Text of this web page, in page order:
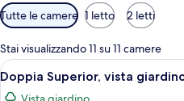
Filtri
disponibili
per
le
camere
Tutte le camere 1 letto 2 letti
Stai visualizzando 11 su 11 camere
Apri
tutte
5
Doppia Superior, vista